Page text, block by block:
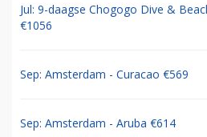
Jul: 9-daagse Chogogo Dive &
€1056
Sep: Amsterdam - Curacao €569
Sep: Amsterdam - Aruba €614